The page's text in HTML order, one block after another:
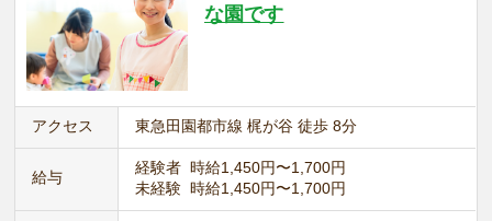
な園です
アクセス 東急田園都市線 梶が谷 徒歩 8分
給与
経験者 時給1,450円〜1,700円
未経験 時給1,450円〜1,700円